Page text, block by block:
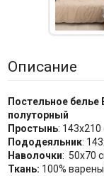
Описание
Постельное белье
полуторный
Простынь: 143x210
Пододеяльник:
Наволочки: 50x70
Ткань: 100%